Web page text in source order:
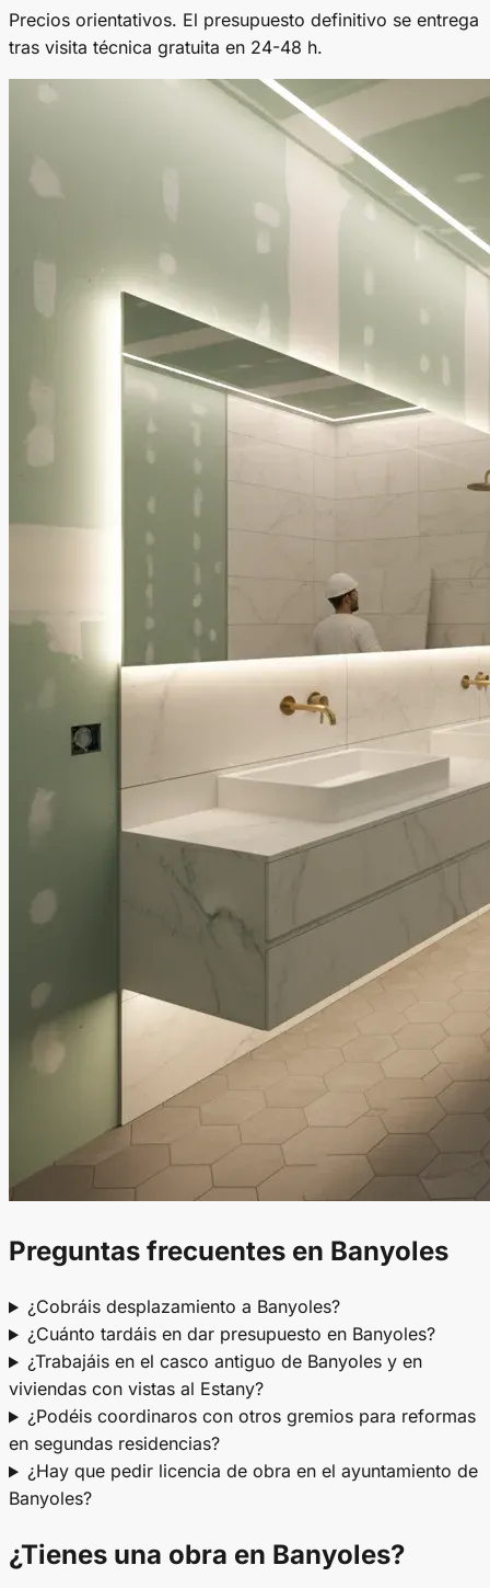
Precios orientativos. El presupuesto definitivo se entrega
tras visita técnica gratuita en 24-48 h.
Preguntas frecuentes en Banyoles
¿Cobráis desplazamiento a Banyoles?
¿Cuánto tardáis en dar presupuesto en Banyoles?
¿Trabajáis en el casco antiguo de Banyoles y en
viviendas con vistas al Estany?
¿Podéis coordinaros con otros gremios para reformas
en segundas residencias?
¿Hay que pedir licencia de obra en el ayuntamiento de
Banyoles?
¿Tienes una obra en Banyoles?